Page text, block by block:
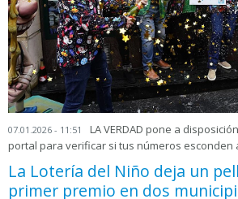
07.01.2026 - 11:51
LA VERDAD pone a
portal para verificar si tus números esconden
La Lotería del Niño deja un
primer premio en dos